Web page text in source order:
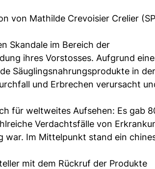
von Mathilde Crevoisier Crelier
Skandale im Bereich der
ihres Vorstosses. Aufgrund
Säuglingsnahrungsprodukte in der
und Erbrechen verursacht
für weltweites Aufsehen: Es gab
Verdachtsfälle von
war. Im Mittelpunkt stand ein
mit dem Rückruf der Produkte